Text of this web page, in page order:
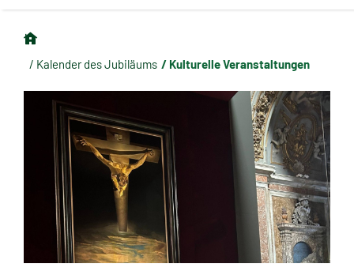
/ Kalender des Jubiläums / Kulturelle Veranstaltungen